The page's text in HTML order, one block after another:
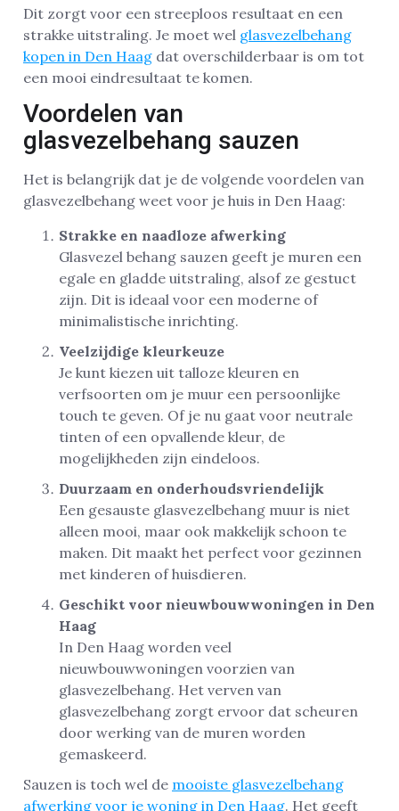
Dit zorgt voor een streeploos resultaat en een
strakke uitstraling. Je moet wel glasvezelbehang
kopen in Den Haag dat overschilderbaar is om tot
een mooi eindresultaat te komen.
Voordelen van
glasvezelbehang sauzen
Het is belangrijk dat je de volgende voordelen van
glasvezelbehang weet voor je huis in Den Haag:
Strakke en naadloze afwerking
Glasvezel behang sauzen geeft je muren een
egale en gladde uitstraling, alsof ze gestuct
zijn. Dit is ideaal voor een moderne of
minimalistische inrichting.
Veelzijdige kleurkeuze
Je kunt kiezen uit talloze kleuren en
verfsoorten om je muur een persoonlijke
touch te geven. Of je nu gaat voor neutrale
tinten of een opvallende kleur, de
mogelijkheden zijn eindeloos.
Duurzaam en onderhoudsvriendelijk
Een gesauste glasvezelbehang muur is niet
alleen mooi, maar ook makkelijk schoon te
maken. Dit maakt het perfect voor gezinnen
met kinderen of huisdieren.
Geschikt voor nieuwbouwwoningen in Den
Haag
In Den Haag worden veel
nieuwbouwwoningen voorzien van
glasvezelbehang. Het verven van
glasvezelbehang zorgt ervoor dat scheuren
door werking van de muren worden
gemaskeerd.
Sauzen is toch wel de mooiste glasvezelbehang
afwerking voor je woning in Den Haag. Het geeft